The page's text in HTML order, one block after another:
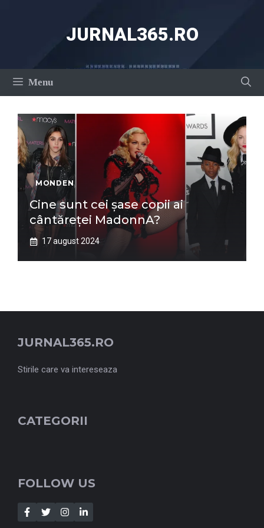
JURNAL365.RO
Menu
MONDEN
Cine sunt cei șase copii ai
cântăreței MadonnA?
17 august 2024
JURNAL365.RO
Stirile care va intereseaza
CATEGORII
FOLLOW US